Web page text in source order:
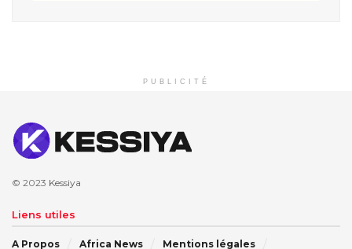
PUBLICITÉ
© 2023 Kessiya
Liens utiles
A Propos Africa News Mentions légales